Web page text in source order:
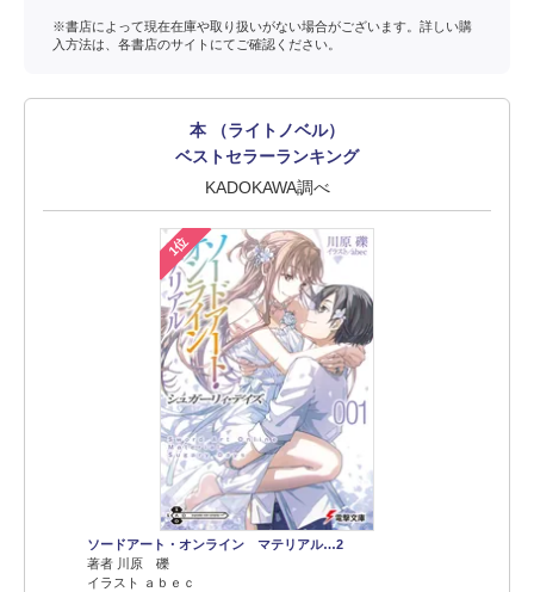
※書店によって現在在庫や取り扱いがない場合がございます。詳しい購
入方法は、各書店のサイトにてご確認ください。
本 （ライトノベル）
ベストセラーランキング
KADOKAWA調べ
1位
ソードアート・オンライン マテリアル…2
著者 川原 礫
イラスト ａｂｅｃ